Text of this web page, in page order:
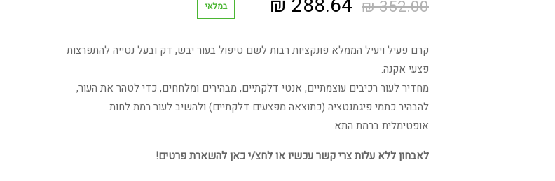
352.00
₪
המקורי
352.00 ₪.
288.64
₪
הנוכחי
288.64 ₪.
במלאי
קרם פעיל ויעיל הממלא פונקציות רבות לשם טיפול בעור יבש, דק ובעל נטייה להתפרצות
פצעי אקנה.
מחדיר לעור רכיבים עוצמתיים, אנטי דלקתיים, מבהירים ומלחחים, כדי לטהר את העור,
להבהיר כתמי פיגמנטציה (כתוצאה מפצעים דלקתיים) ולהשיב לעור רמת לחות
אופטימלית ברמת התא.
לאבחון ללא עלות צרי קשר עכשיו או לחצ/י כאן להשארת פרטים!